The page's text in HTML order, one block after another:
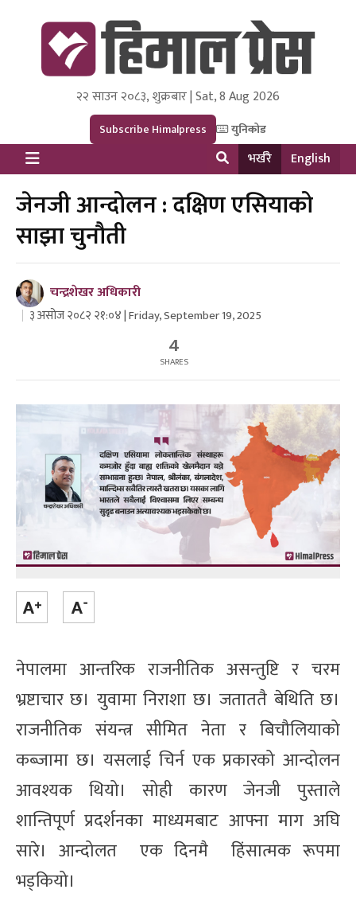
Himal Press
Dot NewsyNepal Media and Research Pvt Ltd.
२२ साउन २०८३, शुक्रबार | Sat, 8 Aug 2026
Subscribe Himalpress युनिकोड
भर्खरै English
जेनजी आन्दोलन : दक्षिण एसियाको
साझा चुनौती
चन्द्रशेखर अधिकारी
३ असोज २०८२ २१:०४ | Friday, September 19, 2025
4
SHARES
नेपालमा आन्तरिक राजनीतिक असन्तुष्टि र चरम
भ्रष्टाचार छ। युवामा निराशा छ। जताततै बेथिति छ।
राजनीतिक संयन्त्र सीमित नेता र बिचौलियाको
कब्जामा छ। यसलाई चिर्न एक प्रकारको आन्दोलन
आवश्यक थियो। सोही कारण जेनजी पुस्ताले
शान्तिपूर्ण प्रदर्शनका माध्यमबाट आफ्ना माग अघि
सारे। आन्दोलत एक दिनमै हिंसात्मक रूपमा
भड्कियो।